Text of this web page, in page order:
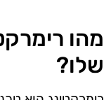
מהו
שלו?